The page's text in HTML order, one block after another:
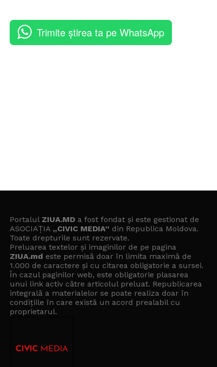
Trimite știrea ta pe WhatsApp
Portalul ZIUA.MD a fost fondat și este gestionat de
ASOCIAȚIA „CIVIC MEDIA” din Republica Moldova.
Toate drepturile sunt rezervate.
Preluarea textelor și imaginilor de pe pagina
ZIUA.md este permisă doar în limita maximă de
1.000 de caractere și cu citarea obligatorie a sursei.
În cazul paginilor web, este obligatorie plasarea
unui link activ către articolul preluat. Republicarea
integrală a materialelor se poate realiza doar în
condițiile în care există un acord prealabil cu
proprietarul.